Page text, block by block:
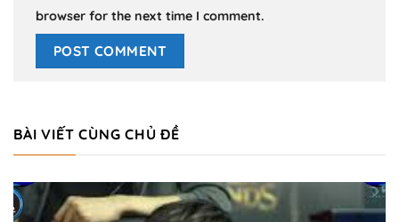
browser for the next time I comment.
BÀI VIẾT CÙNG CHỦ ĐỀ